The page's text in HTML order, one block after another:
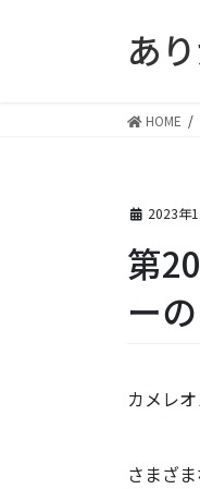
あ
HOME
2023年
第
ー
カメレオ
さまざ